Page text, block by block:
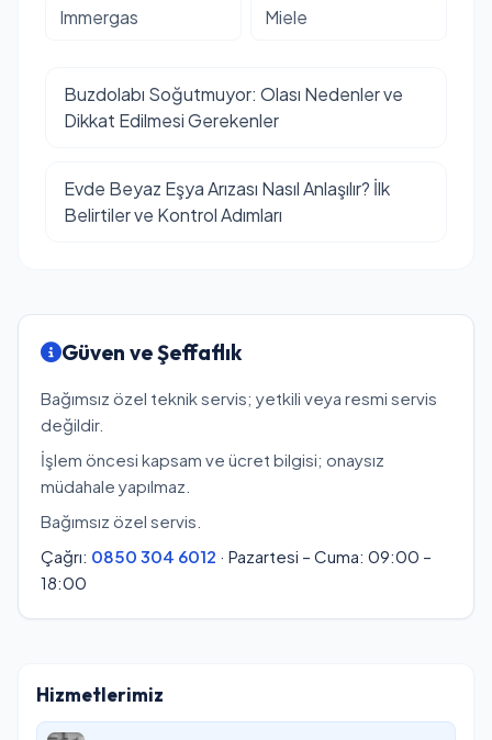
Immergas Miele
Buzdolabı Soğutmuyor: Olası Nedenler ve
Dikkat Edilmesi Gerekenler
Evde Beyaz Eşya Arızası Nasıl Anlaşılır? İlk
Belirtiler ve Kontrol Adımları
Güven ve Şeffaflık
Bağımsız özel teknik servis; yetkili veya resmi servis
değildir.
İşlem öncesi kapsam ve ücret bilgisi; onaysız
müdahale yapılmaz.
Bağımsız özel servis.
Çağrı: 0850 304 6012 · Pazartesi – Cuma: 09:00 –
18:00
Hizmetlerimiz